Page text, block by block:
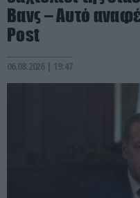
Βανς – Αυτό
Post
06.08.2026 | 19:47